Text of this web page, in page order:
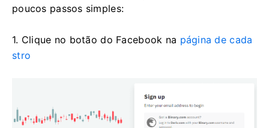
poucos passos simples:
1. Clique no botão do Facebook na página de cada
stro